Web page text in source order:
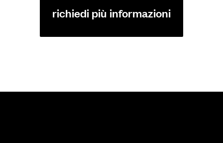
richiedi più informazioni